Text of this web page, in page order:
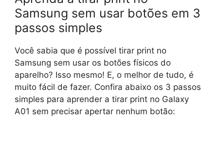
Samsung sem usar botões em 3
passos simples
Você sabia que é possível tirar print no
Samsung sem usar os botões físicos do
aparelho? Isso mesmo! E, o melhor de tudo, é
muito fácil de fazer. Confira abaixo os 3 passos
simples para aprender a tirar print no Galaxy
A01 sem precisar apertar nenhum botão: